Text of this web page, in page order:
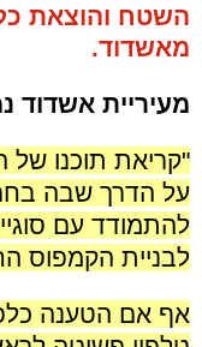
השטח והוצאת
מאשדוד.
מעיריית אשדוד
"קריאת תוכנו
על הדרך שבה
להתמודד עם
לבניית הקמפוס
אף אם הטענה